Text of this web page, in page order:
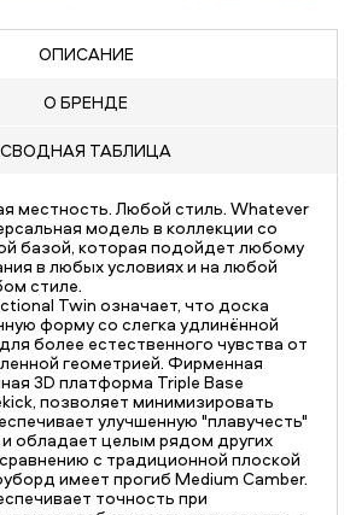
ОПИСАНИЕ
О БРЕНДЕ
СВОДНАЯ ТАБЛИЦА
местность. Любой стиль. Whatever
модель в коллекции со
базой, которая подойдет любому
в любых условиях и на любой
стиле.
Twin означает, что доска
форму со слегка удлинённой
более естественного чувства от
геометрией. Фирменная
3D платформа Triple Base
позволяет минимизировать
улучшенную "плавучесть"
и обладает целым рядом других
с традиционной плоской
имеет прогиб Medium Camber.
точность при